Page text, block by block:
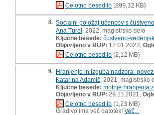
Celotno besedilo (899,32 KB)
8. Socialni položaj učencev s
Ana Turel , 2022, magistrsko delo
Ključne besede: čustveno-
Objavljeno v RUP: 12.01.2023;
Celotno besedilo (2,12 MB)
9. Hranjenje in izguba nadzora-
Katarina Adamič , 2021, magistrsko
Ključne besede: motnje hranjenja
Objavljeno v RUP: 29.11.2021;
Celotno besedilo (1,23 MB)
Gradivo ima več datotek! Več...